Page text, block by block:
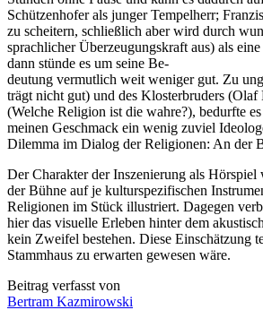
Schützenhofer als junger Tempelherr;
zu scheitern, schließlich aber wird durch
sprachlicher Überzeugungskraft aus) als
dann stünde es um seine Be-
deutung vermutlich weit weniger gut. Zu
trägt nicht gut) und des Klosterbruders
(Welche Religion ist die wahre?), bedurfte
meinen Geschmack ein wenig zuviel
Dilemma im Dialog der Religionen: An der
Der Charakter der Inszenierung als
der Bühne auf je kulturspezifischen
Religionen im Stück illustriert. Dagegen
hier das visuelle Erleben hinter dem
kein Zweifel bestehen. Diese Einschätzung
Stammhaus zu erwarten gewesen wäre.
Beitrag verfasst von
Bertram Kazmirowski